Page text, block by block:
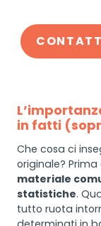
in fatti
Che cosa ci
originale?
materiale
statistiche.
tutto ruota